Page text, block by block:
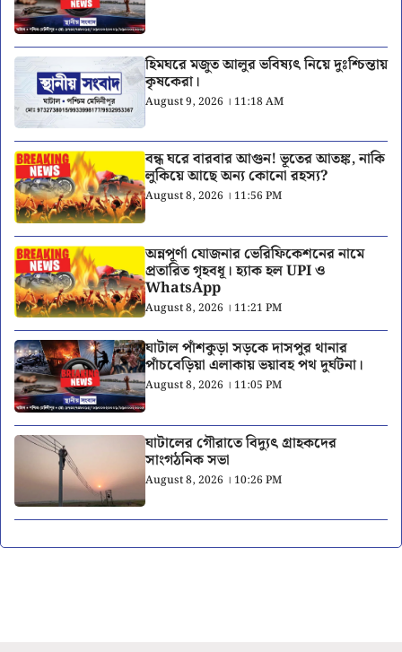
হিমঘরে মজুত আলুর ভবিষ্যৎ নিয়ে দুঃশ্চিন্তায়
কৃষকেরা।
August 9, 2026 । 11:18 AM
বন্ধ ঘরে বারবার আগুন! ভূতের আতঙ্ক, নাকি
লুকিয়ে আছে অন্য কোনো রহস্য?
August 8, 2026 । 11:56 PM
অন্নপূর্ণা যোজনার ভেরিফিকেশনের নামে
প্রতারিত গৃহবধূ। হ্যাক হল UPI ও
WhatsApp
August 8, 2026 । 11:21 PM
ঘাটাল পাঁশকুড়া সড়কে দাসপুর থানার
পাঁচবেড়িয়া এলাকায় ভয়াবহ পথ দুর্ঘটনা।
August 8, 2026 । 11:05 PM
ঘাটালের গৌরাতে বিদ্যুৎ গ্রাহকদের
সাংগঠনিক সভা
August 8, 2026 । 10:26 PM